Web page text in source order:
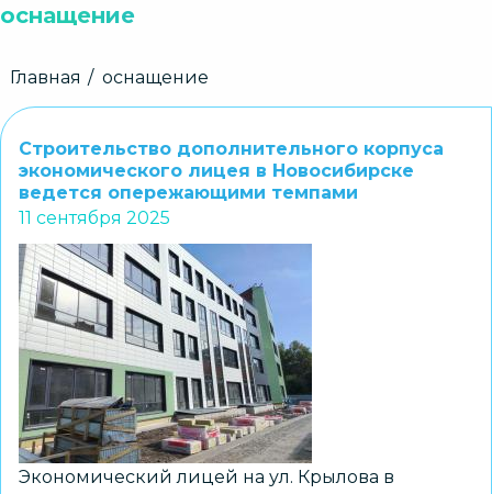
оснащение
Строка
Главная оснащение
Строительство дополнительного корпуса
экономического лицея в Новосибирске
ведется опережающими темпами
11 сентября 2025
Экономический лицей на ул. Крылова в